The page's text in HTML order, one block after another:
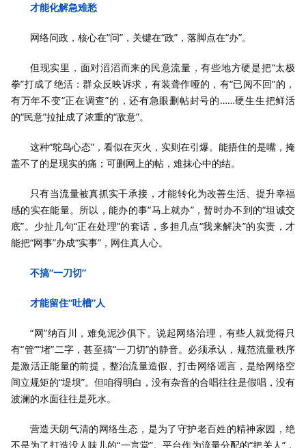
才能化解急难愁
网络问政，核心在“问”，关键在“政”，落脚点在“办”。
但现实里，面对滔滔而来的民意流量，有些地方硬是把“太极
拳”打成了绝活：群众反映诉求，有装聋作哑的，有“已阅不回”的，
有万年不变“正在调查”的，还有急眼删帖封号的……硬生生把鲜活
的“民意”拉扯成了浓重的“敌意”。
这种“鸵鸟心态”，看似在灭火，实则在引爆。能捂住的是嘴，掩
盖不了的是现实的痛；可删网上的帖，难抹心中的结。
只有当流量被真抓实干承接，才能转化为改善生活、提升幸福
感的实在能量。所以，能办的事“马上就办”，暂时办不到的“坦诚交
底”。少扯几句“正在处理”的套话，多担几点“我来解决”的实责，才
能把“网事”办成“实事”，网住真人心。
不搞“一刀切”
才能留住“吐槽”人
“网”纳百川，难免泥沙俱下。说起网络治理，有些人就觉得只
有“管”“堵”二字，甚至搞“一刀切”的静音。必须承认，规范流量秩序
是激活正能量的前提，整治流量造假、打击网络谣言，是给网络空
间立规矩的“堤坝”。但咱得明白，没有杂音的合唱往往是假唱，没有
波澜的水面往往是死水。
营造天朗气清的网络生态，是为了守护老百姓的精神家园，绝
不是为了打造没人味儿的“一言堂”。平台作为流量分配的“把关人”，